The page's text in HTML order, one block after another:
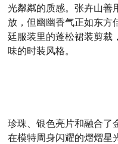
光粼粼的质感。张卉山善
放，但幽幽香气正如东方
廷服装里的蓬松裙装剪裁
味的时装风格。
珍珠、银色亮片和融合了
在模特周身闪耀的熠熠星